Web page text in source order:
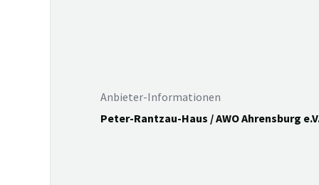
Anbieter-Informationen
Peter-Rantzau-Haus / AWO Ahrensburg